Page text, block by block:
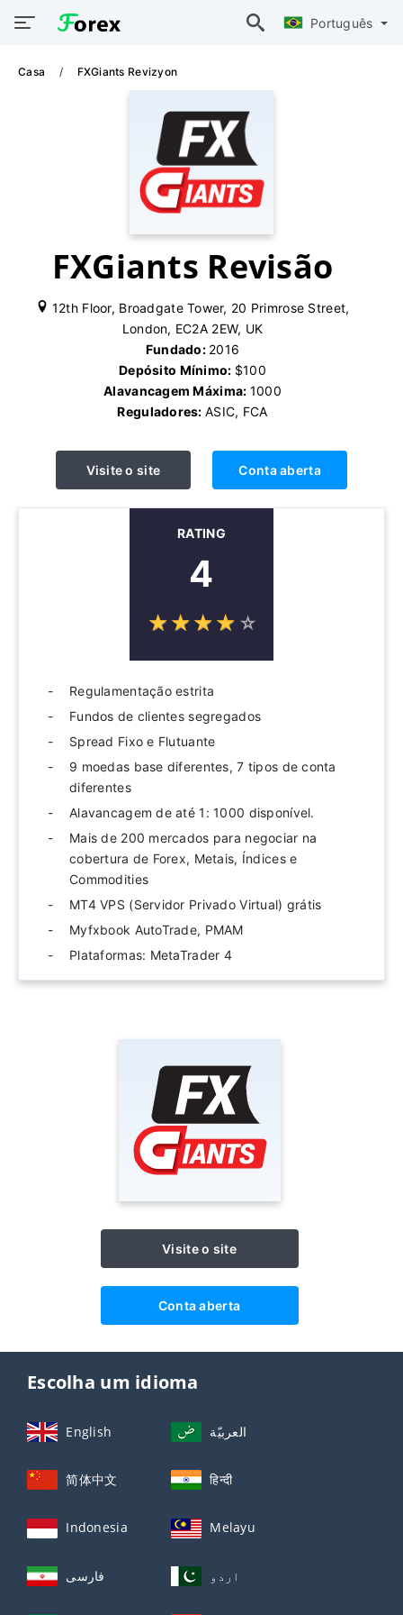
Português
Casa FXGiants Revizyon
FXGiants Revisão
12th Floor, Broadgate Tower, 20 Primrose Street,
London, EC2A 2EW, UK
Fundado: 2016
Depósito Mínimo: $100
Alavancagem Máxima: 1000
Reguladores:ASIC, FCA
Visite o site Conta aberta
RATING
4
☆☆☆☆ ☆
★★★★ ★
Regulamentação estrita
Fundos de clientes segregados
Spread Fixo e Flutuante
9 moedas base diferentes, 7 tipos de conta
diferentes
Alavancagem de até 1: 1000 disponível.
Mais de 200 mercados para negociar na
cobertura de Forex, Metais, Índices e
Commodities
MT4 VPS (Servidor Privado Virtual) grátis
Myfxbook AutoTrade, PMAM
Plataformas: MetaTrader 4
Visite o site
Conta aberta
Escolha um idioma
English العربيّة
简体中文 हिन्दी
Indonesia Melayu
فارسی اردو